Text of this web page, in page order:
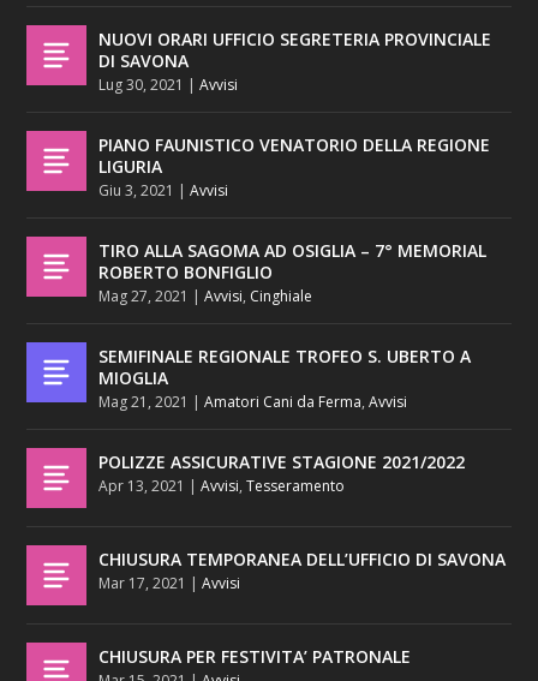
NUOVI ORARI UFFICIO SEGRETERIA PROVINCIALE
DI SAVONA
Lug 30, 2021 |Avvisi
PIANO FAUNISTICO VENATORIO DELLA REGIONE
LIGURIA
Giu 3, 2021 |Avvisi
TIRO ALLA SAGOMA AD OSIGLIA – 7° MEMORIAL
ROBERTO BONFIGLIO
Mag 27, 2021 |Avvisi, Cinghiale
SEMIFINALE REGIONALE TROFEO S. UBERTO A
MIOGLIA
Mag 21, 2021 |Amatori Cani da Ferma,Avvisi
POLIZZE ASSICURATIVE STAGIONE 2021/2022
Apr 13, 2021 |Avvisi,Tesseramento
CHIUSURA TEMPORANEA DELL’UFFICIO DI SAVONA
Mar 17, 2021 |Avvisi
CHIUSURA PER FESTIVITA’ PATRONALE